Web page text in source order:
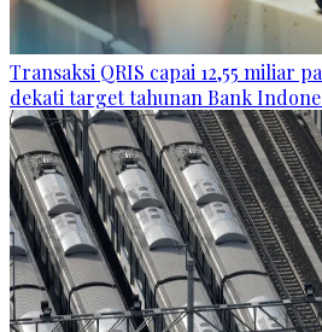
Transaksi QRIS capai 12,55 miliar
dekati target tahunan Bank